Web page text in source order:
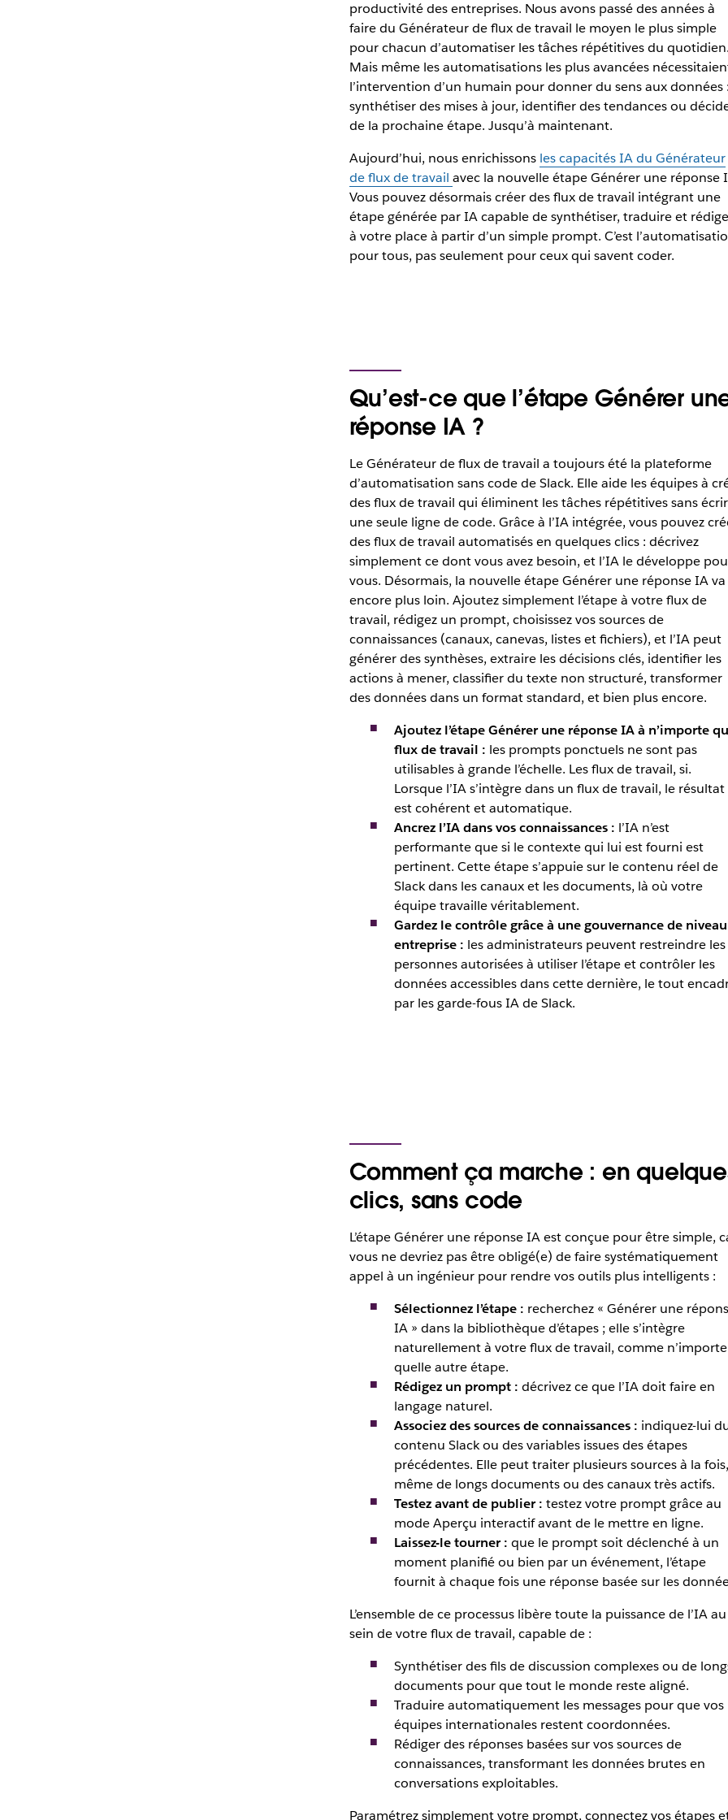
productivité des entreprises. Nous avons passé des années à
faire du Générateur de flux de travail le moyen le plus simple
pour chacun d’automatiser les tâches répétitives du quotidien.
Mais même les automatisations les plus avancées
l’intervention d’un humain pour donner du sens aux données :
synthétiser des mises à jour, identifier des tendances ou
de la prochaine étape. Jusqu’à maintenant.
Aujourd’hui, nous enrichissons les capacités IA du Générateur
de flux de travail avec la nouvelle étape Générer une réponse
Vous pouvez désormais créer des flux de travail intégrant une
étape générée par IA capable de synthétiser, traduire et
à votre place à partir d’un simple prompt. C’est
pour tous, pas seulement pour ceux qui savent coder.
Qu’est-ce que l’étape Générer
réponse IA ?
Le Générateur de flux de travail a toujours été la plateforme
d’automatisation sans code de Slack. Elle aide les équipes à
des flux de travail qui éliminent les tâches répétitives sans
une seule ligne de code. Grâce à l’IA intégrée, vous pouvez
des flux de travail automatisés en quelques clics : décrivez
simplement ce dont vous avez besoin, et l’IA le développe
vous. Désormais, la nouvelle étape Générer une réponse IA va
encore plus loin. Ajoutez simplement l’étape à votre flux de
travail, rédigez un prompt, choisissez vos sources de
connaissances (canaux, canevas, listes et fichiers), et l’IA peut
générer des synthèses, extraire les décisions clés, identifier les
actions à mener, classifier du texte non structuré, transformer
des données dans un format standard, et bien plus encore.
Ajoutez l’étape Générer une réponse IA à n’importe
flux de travail : les prompts ponctuels ne sont pas
utilisables à grande l’échelle. Les flux de travail, si.
Lorsque l’IA s’intègre dans un flux de travail, le résultat
est cohérent et automatique.
Ancrez l’IA dans vos connaissances : l’IA n’est
performante que si le contexte qui lui est fourni est
pertinent. Cette étape s’appuie sur le contenu réel de
Slack dans les canaux et les documents, là où votre
équipe travaille véritablement.
Gardez le contrôle grâce à une gouvernance de niveau
entreprise : les administrateurs peuvent restreindre les
personnes autorisées à utiliser l’étape et contrôler les
données accessibles dans cette dernière, le tout
par les garde-fous IA de Slack.
Comment ça marche : en
clics, sans code
L’étape Générer une réponse IA est conçue pour être simple,
vous ne devriez pas être obligé(e) de faire systématiquement
appel à un ingénieur pour rendre vos outils plus intelligents :
Sélectionnez l’étape : recherchez « Générer une
IA » dans la bibliothèque d’étapes ; elle s’intègre
naturellement à votre flux de travail, comme n’importe
quelle autre étape.
Rédigez un prompt : décrivez ce que l’IA doit faire en
langage naturel.
Associez des sources de connaissances : indiquez-lui
contenu Slack ou des variables issues des étapes
précédentes. Elle peut traiter plusieurs sources à la fois,
même de longs documents ou des canaux très actifs.
Testez avant de publier : testez votre prompt grâce au
mode Aperçu interactif avant de le mettre en ligne.
Laissez-le tourner : que le prompt soit déclenché à un
moment planifié ou bien par un événement, l’étape
fournit à chaque fois une réponse basée sur les
L’ensemble de ce processus libère toute la puissance de l’IA au
sein de votre flux de travail, capable de :
Synthétiser des fils de discussion complexes ou de
documents pour que tout le monde reste aligné.
Traduire automatiquement les messages pour que vos
équipes internationales restent coordonnées.
Rédiger des réponses basées sur vos sources de
connaissances, transformant les données brutes en
conversations exploitables.
Paramétrez simplement votre prompt, connectez vos étapes